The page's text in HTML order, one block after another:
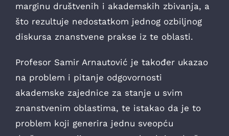
marginu društvenih i akademskih zbivanja, a
što rezultuje nedostatkom jednog ozbiljnog
diskursa znanstvene prakse iz te oblasti.
Profesor Samir Arnautović je također ukazao
na problem i pitanje odgovornosti
akademske zajednice za stanje u svim
znanstvenim oblastima, te istakao da je to
problem koji generira jednu sveopću